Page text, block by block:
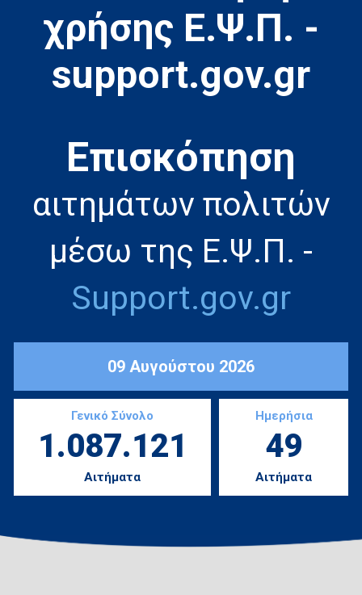
χρήσης Ε.Ψ.Π. -
support.gov.gr
Eπισκόπηση
αιτημάτων πολιτών
μέσω της Ε.Ψ.Π. -
Support.gov.gr
09 Αυγούστου 2026
Γενικό Σύνολο
1.087.121
Αιτήματα
Ημερήσια
49
Αιτήματα